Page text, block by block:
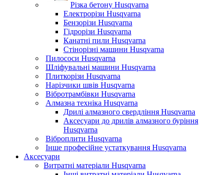
Різка бетону Husqvarna
Електрорізи Husqvarna
Бензорізи Husqvarna
Гідрорізи Husqvarna
Канатні пили Husqvarna
Стінорізні машини Husqvarna
Пилососи Husqvarna
Шліфувальні машини Husqvarna
Плиткорізи Husqvarna
Нарізчики швів Husqvarna
Вібротрамбівки Husqvarna
Алмазна техніка Husqvarna
Дрилі алмазного свердління Husqvarna
Аксесуари до дрилів алмазного буріння
Husqvarna
Віброплити Husqvarna
Інше професійне устаткування Husqvarna
Аксесуари
Витратні матеріали Husqvarna